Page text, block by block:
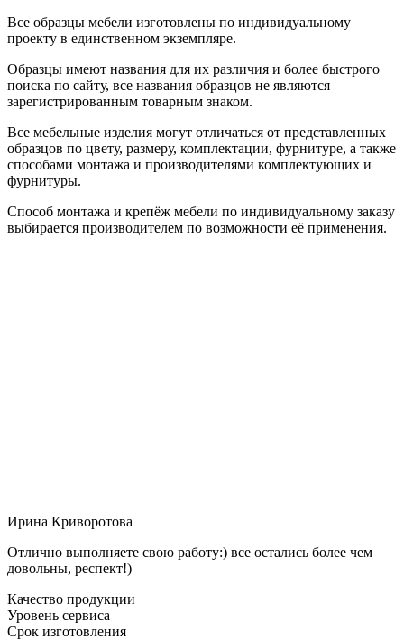
Все образцы мебели изготовлены по индивидуальному
проекту в единственном экземпляре.
Образцы имеют названия для их различия и более быстрого
поиска по сайту, все названия образцов не являются
зарегистрированным товарным знаком.
Все мебельные изделия могут отличаться от представленных
образцов по цвету, размеру, комплектации, фурнитуре, а также
способами монтажа и производителями комплектующих и
фурнитуры.
Способ монтажа и крепёж мебели по индивидуальному заказу
выбирается производителем по возможности её применения.
Ирина Криворотова
Отлично выполняете свою работу:) все остались более чем
довольны, респект!)
Качество продукции
Уровень сервиса
Срок изготовления